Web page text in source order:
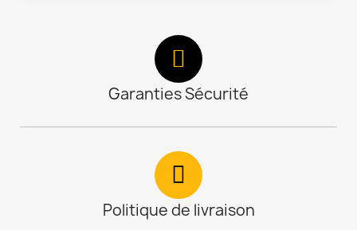
Garanties Sécurité
Politique de livraison